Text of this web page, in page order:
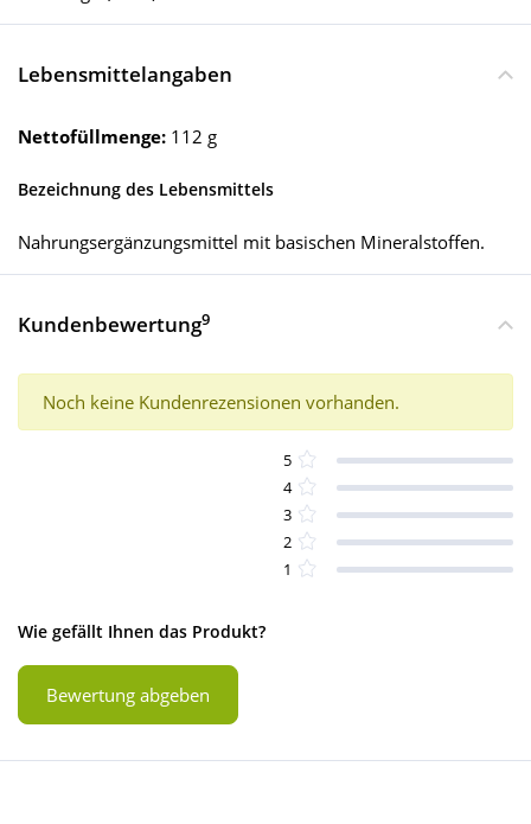
Lebensmittelangaben
Nettofüllmenge: 112 g
Bezeichnung des Lebensmittels
Nahrungsergänzungsmittel mit basischen Mineralstoffen.
Kundenbewertung9
Noch keine Kundenrezensionen vorhanden.
5
4
3
2
1
Wie gefällt Ihnen das Produkt?
Bewertung abgeben